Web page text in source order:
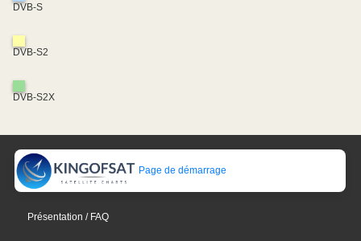
DVB-S
DVB-S2
DVB-S2X
Page de démarrage
Présentation / FAQ